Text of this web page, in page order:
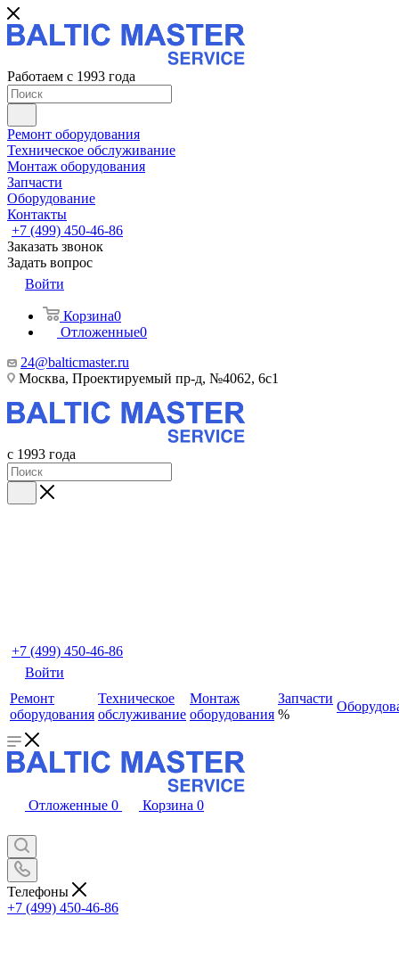
Работаем с 1993 года
Ремонт оборудования
Техническое обслуживание
Монтаж оборудования
Запчасти
Оборудование
Контакты
+7 (499) 450-46-86
Заказать звонок
Задать вопрос
Войти
Корзина0
Отложенные0
24@balticmaster.ru
Москва, Проектируемый пр-д, №4062, 6с1
с 1993 года
+7 (499) 450-46-86
Войти
Ремонт
оборудования
Техническое
обслуживание
Монтаж
оборудования
Запчасти
%
Отложенные 0 Корзина 0
Телефоны
+7 (499) 450-46-86